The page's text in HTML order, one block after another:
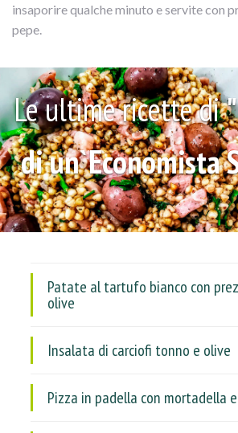
insaporire qualche minuto e servite con
pepe.
Le ultime ricette di
di un`Economista
Patate al tartufo bianco con
olive
Insalata di carciofi tonno e olive
Pizza in padella con mortadella